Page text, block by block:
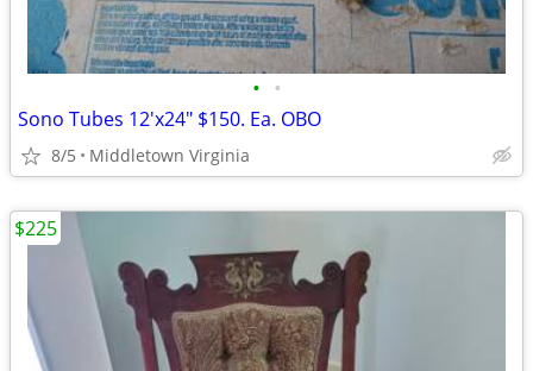
• •
Sono Tubes 12'x24" $150. Ea. OBO
8/5 Middletown Virginia
$225